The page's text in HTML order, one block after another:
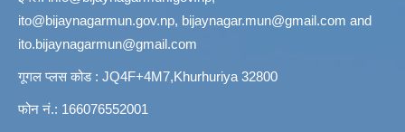
ito@bijaynagarmun.gov.np, bijaynagar.mun@gmail.com and
ito.bijaynagarmun@gmail.com
गूगल प्लस कोड : JQ4F+4M7,Khurhuriya 32800
फोन नं.: 166076552001